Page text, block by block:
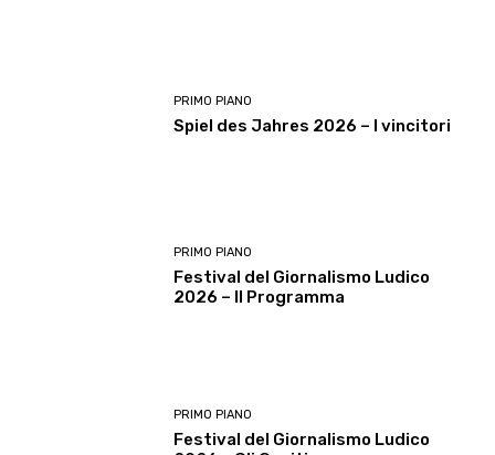
PRIMO PIANO
Spiel des Jahres 2026 – I vincitori
PRIMO PIANO
Festival del Giornalismo Ludico
2026 – Il Programma
PRIMO PIANO
Festival del Giornalismo Ludico